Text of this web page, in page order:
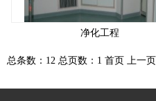
净化工程
总条数：12 总页数：1 首页 上一页